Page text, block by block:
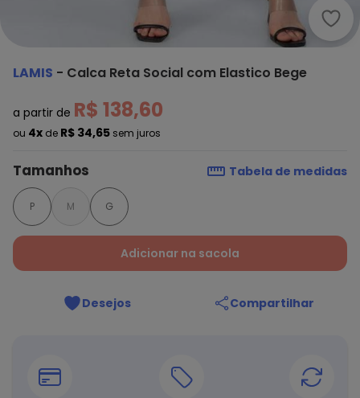
LAMIS - Calca Reta Social com Elastico Bege
a partir de R$ 138,60
ou 4x de R$ 34,65 sem juros
Tamanhos Tabela de medidas
P M G
Adicionar na sacola
Desejos Compartilhar